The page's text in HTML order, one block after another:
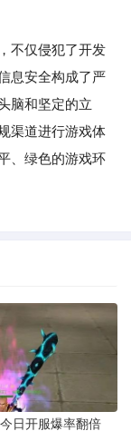
不仅侵犯了开发
息安全构成了严
脑和坚定的立
渠道进行游戏体
、绿色的游戏环
日开服爆率翻倍